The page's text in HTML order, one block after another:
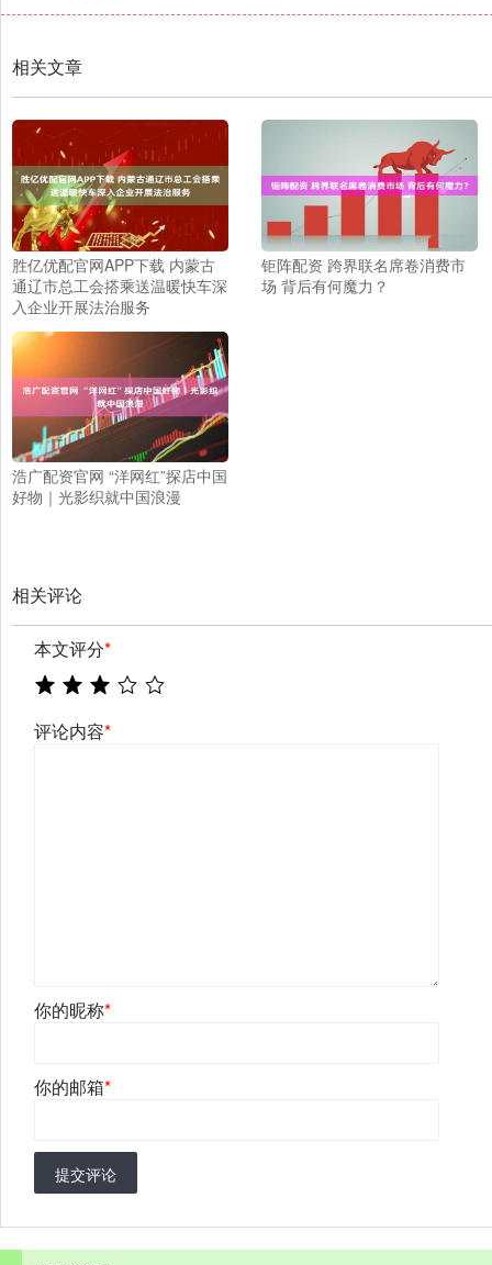
相关文章
胜亿优配官网APP下载 内蒙古
通辽市总工会搭乘送温暖快车深
入企业开展法治服务
钜阵配资 跨界联名席卷消费市
场 背后有何魔力？
浩广配资官网 “洋网红”探店中国
好物｜光影织就中国浪漫
相关评论
本文评分*
评论内容*
你的昵称*
你的邮箱*
提交评论